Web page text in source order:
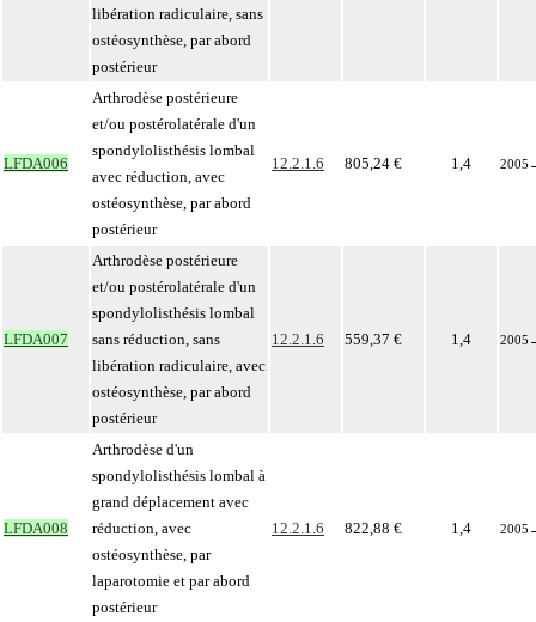
libération radiculaire, sans
ostéosynthèse, par abord
postérieur
LFDA006
Arthrodèse postérieure
et/ou postérolatérale d'un
spondylolisthésis lombal
avec réduction, avec
ostéosynthèse, par abord
postérieur
12.2.1.6 805,24 € 1,4 2005
LFDA007
Arthrodèse postérieure
et/ou postérolatérale d'un
spondylolisthésis lombal
sans réduction, sans
libération radiculaire, avec
ostéosynthèse, par abord
postérieur
12.2.1.6 559,37 € 1,4 2005
LFDA008
Arthrodèse d'un
spondylolisthésis lombal à
grand déplacement avec
réduction, avec
ostéosynthèse, par
laparotomie et par abord
postérieur
12.2.1.6 822,88 € 1,4 2005